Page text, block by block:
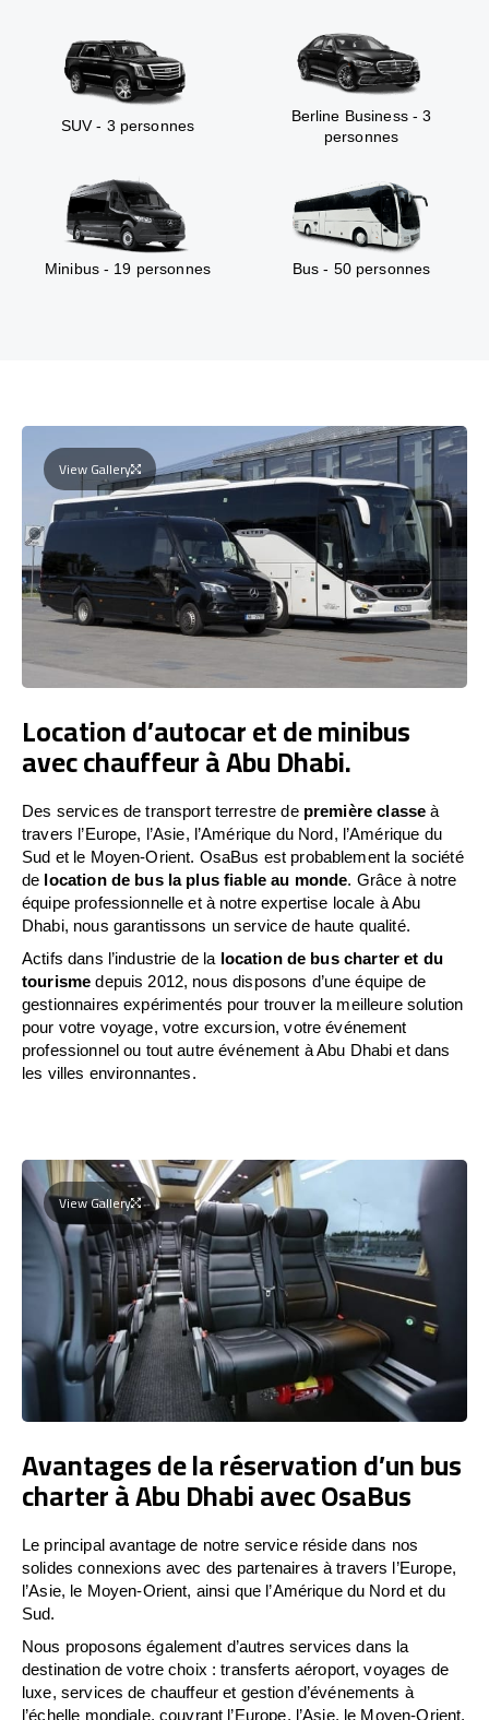
SUV - 3 personnes
Berline Business - 3
personnes
Minibus - 19 personnes Bus - 50 personnes
View Gallery
Location d’autocar et de minibus
avec chauffeur à Abu Dhabi.
Des services de transport terrestre de première classe à
travers l’Europe, l’Asie, l’Amérique du Nord, l’Amérique du
Sud et le Moyen-Orient. OsaBus est probablement la société
de location de bus la plus fiable au monde. Grâce à notre
équipe professionnelle et à notre expertise locale à Abu
Dhabi, nous garantissons un service de haute qualité.
Actifs dans l’industrie de la location de bus charter et du
tourisme depuis 2012, nous disposons d’une équipe de
gestionnaires expérimentés pour trouver la meilleure solution
pour votre voyage, votre excursion, votre événement
professionnel ou tout autre événement à Abu Dhabi et dans
les villes environnantes.
View Gallery
Avantages de la réservation d’un bus
charter à Abu Dhabi avec OsaBus
Le principal avantage de notre service réside dans nos
solides connexions avec des partenaires à travers l’Europe,
l’Asie, le Moyen-Orient, ainsi que l’Amérique du Nord et du
Sud.
Nous proposons également d’autres services dans la
destination de votre choix : transferts aéroport, voyages de
luxe, services de chauffeur et gestion d’événements à
l’échelle mondiale, couvrant l’Europe, l’Asie, le Moyen-Orient,